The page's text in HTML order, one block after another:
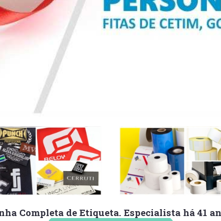
Completa de Etiqueta. Especialista há 41